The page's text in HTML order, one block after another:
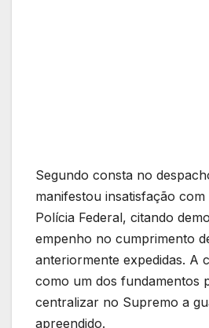
Segundo consta no
manifestou insatisfação
Polícia Federal, citando
empenho no cumprimento
anteriormente expedidas. A
como um dos fundamentos
centralizar no Supremo a
apreendido.